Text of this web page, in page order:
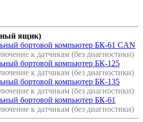
ящик)
бортовой компьютер БК-61 CAN
к датчикам (без диагностики)
бортовой компьютер БК-125
к датчикам (без диагностики)
бортовой компьютер БК-135
к датчикам (без диагностики)
бортовой компьютер БК-61
к датчикам (без диагностики)